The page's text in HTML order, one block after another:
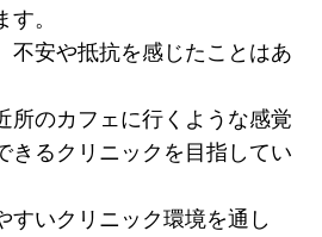
。
不安や抵抗を感じたことはあ
所のカフェに行くような感覚
きるクリニックを目指してい
すいクリニック環境を通し